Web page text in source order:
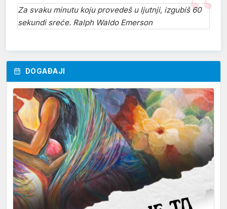
Za svaku minutu koju provedeš u ljutnji, izgubiš 60
sekundi sreće. Ralph Waldo Emerson
DOGAĐAJI